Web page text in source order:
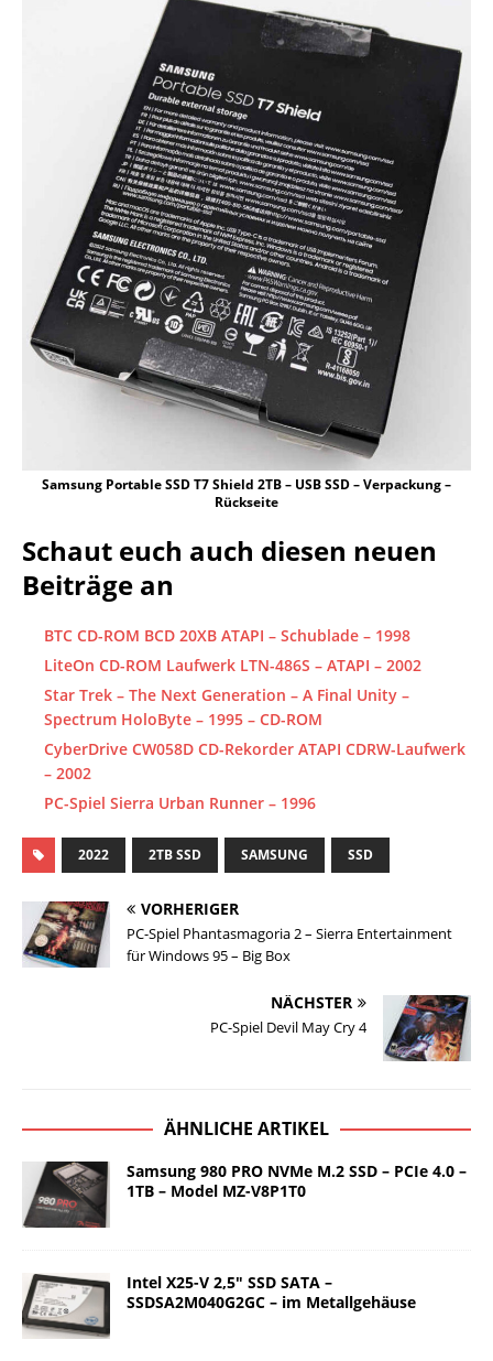
Samsung Portable SSD T7 Shield 2TB – USB SSD – Verpackung –
Rückseite
Schaut euch auch diesen neuen
Beiträge an
BTC CD-ROM BCD 20XB ATAPI – Schublade – 1998
LiteOn CD-ROM Laufwerk LTN-486S – ATAPI – 2002
Star Trek – The Next Generation – A Final Unity –
Spectrum HoloByte – 1995 – CD-ROM
CyberDrive CW058D CD-Rekorder ATAPI CDRW-Laufwerk
– 2002
PC-Spiel Sierra Urban Runner – 1996
2022 2TB SSD SAMSUNG SSD
VORHERIGER
PC-Spiel Phantasmagoria 2 – Sierra Entertainment
für Windows 95 – Big Box
NÄCHSTER
PC-Spiel Devil May Cry 4
ÄHNLICHE ARTIKEL
Samsung 980 PRO NVMe M.2 SSD – PCIe 4.0 –
1TB – Model MZ-V8P1T0
Intel X25-V 2,5″ SSD SATA –
SSDSA2M040G2GC – im Metallgehäuse